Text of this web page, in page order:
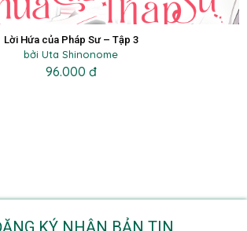
Lời Hứa của Pháp Sư – Tập 3
bởi Uta Shinonome
96.000 đ
KÝ NHẬN BẢN TIN